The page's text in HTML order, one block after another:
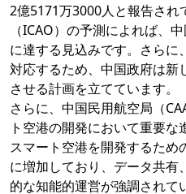
2億5171万3000人と報告され
（ICAO）の予測によれば、
に達する見込みです。さらに
対応するため、中国政府は新
させる計画を立てています。
さらに、中国民用航空局（
ト空港の開発において重要な
スマート空港を開発するため
に増加しており、データ共有
的な知能的運営が強調されて